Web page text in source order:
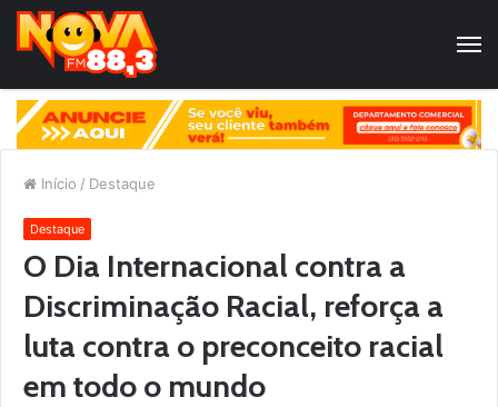
Início / Destaque
Destaque
O Dia Internacional contra a
Discriminação Racial, reforça a
luta contra o preconceito racial
em todo o mundo